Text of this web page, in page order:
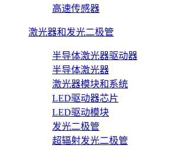
高速传感器
激光器和发光二极管
半导体激光器驱动器
半导体激光器
激光器模块和系统
LED驱动器芯片
LED驱动模块
发光二极管
超辐射发光二极管